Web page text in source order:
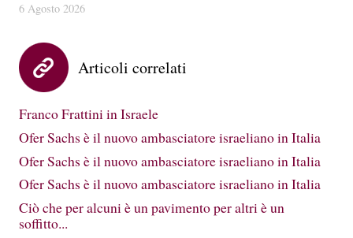
6 Agosto 2026
Articoli correlati
Franco Frattini in Israele
Ofer Sachs è il nuovo ambasciatore israeliano in Italia
Ofer Sachs è il nuovo ambasciatore israeliano in Italia
Ofer Sachs è il nuovo ambasciatore israeliano in Italia
Ciò che per alcuni è un pavimento per altri è un
soffitto...